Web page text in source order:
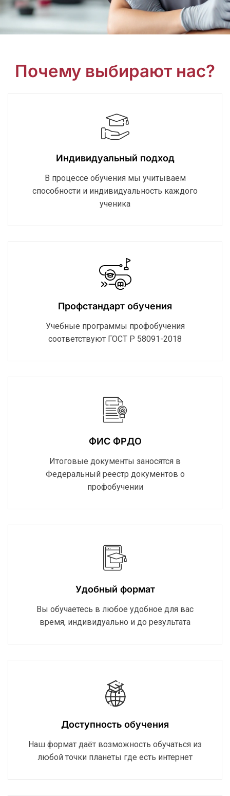
Почему выбирают нас?
Индивидуальный подход
В процессе обучения мы учитываем
способности и индивидуальность каждого
ученика
Профстандарт обучения
Учебные программы профобучения
соответствуют ГОСТ Р 58091-2018
ФИС ФРДО
Итоговые документы заносятся в
Федеральный реестр документов о
профобучении
Удобный формат
Вы обучаетесь в любое удобное для вас
время, индивидуально и до результата
Доступность обучения
Наш формат даёт возможность обучаться из
любой точки планеты где есть интернет